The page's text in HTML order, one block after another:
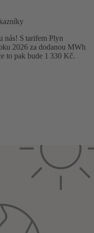
nás! S tarifem Plyn
2026 za dodanou MWh
to pak bude 1 330 Kč.